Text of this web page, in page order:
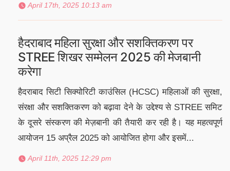
April 17th, 2025 10:13 am
हैदराबाद महिला सुरक्षा और सशक्तिकरण पर
STREE शिखर सम्मेलन 2025 की मेजबानी
करेगा
हैदराबाद सिटी सिक्योरिटी काउंसिल (HCSC) महिलाओं की सुरक्षा,
संरक्षा और सशक्तिकरण को बढ़ावा देने के उद्देश्य से STREE समिट
के दूसरे संस्करण की मेज़बानी की तैयारी कर रही है। यह महत्वपूर्ण
आयोजन 15 अप्रैल 2025 को आयोजित होगा और इसमें...
April 11th, 2025 12:29 pm